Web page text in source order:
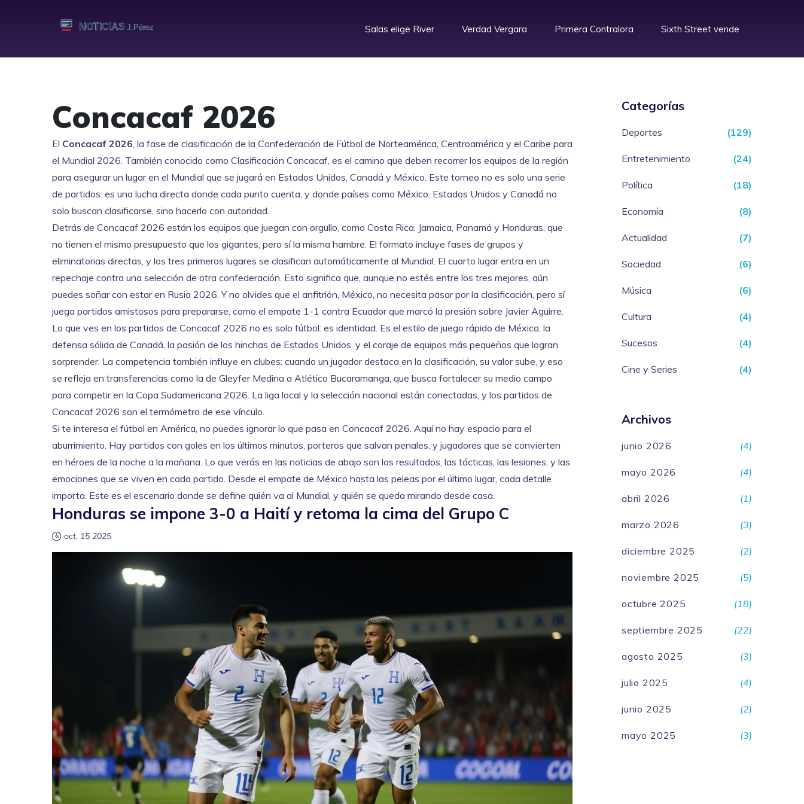
Salas elige River Verdad Vergara Primera Contralora Sixth Street vende
Concacaf 2026
El Concacaf 2026, la fase de clasificación de la Confederación de Fútbol de Norteamérica, Centroamérica y el Caribe para
el Mundial 2026. También conocido como Clasificación Concacaf, es el camino que deben recorrer los equipos de la región
para asegurar un lugar en el Mundial que se jugará en Estados Unidos, Canadá y México. Este torneo no es solo una serie
de partidos: es una lucha directa donde cada punto cuenta, y donde países como México, Estados Unidos y Canadá no
solo buscan clasificarse, sino hacerlo con autoridad.
Detrás de Concacaf 2026 están los equipos que juegan con orgullo, como Costa Rica, Jamaica, Panamá y Honduras, que
no tienen el mismo presupuesto que los gigantes, pero sí la misma hambre. El formato incluye fases de grupos y
eliminatorias directas, y los tres primeros lugares se clasifican automáticamente al Mundial. El cuarto lugar entra en un
repechaje contra una selección de otra confederación. Esto significa que, aunque no estés entre los tres mejores, aún
puedes soñar con estar en Rusia 2026. Y no olvides que el anfitrión, México, no necesita pasar por la clasificación, pero sí
juega partidos amistosos para prepararse, como el empate 1-1 contra Ecuador que marcó la presión sobre Javier Aguirre.
Lo que ves en los partidos de Concacaf 2026 no es solo fútbol: es identidad. Es el estilo de juego rápido de México, la
defensa sólida de Canadá, la pasión de los hinchas de Estados Unidos, y el coraje de equipos más pequeños que logran
sorprender. La competencia también influye en clubes: cuando un jugador destaca en la clasificación, su valor sube, y eso
se refleja en transferencias como la de Gleyfer Medina a Atlético Bucaramanga, que busca fortalecer su medio campo
para competir en la Copa Sudamericana 2026. La liga local y la selección nacional están conectadas, y los partidos de
Concacaf 2026 son el termómetro de ese vínculo.
Si te interesa el fútbol en América, no puedes ignorar lo que pasa en Concacaf 2026. Aquí no hay espacio para el
aburrimiento. Hay partidos con goles en los últimos minutos, porteros que salvan penales, y jugadores que se convierten
en héroes de la noche a la mañana. Lo que verás en las noticias de abajo son los resultados, las tácticas, las lesiones, y las
emociones que se viven en cada partido. Desde el empate de México hasta las peleas por el último lugar, cada detalle
importa. Este es el escenario donde se define quién va al Mundial, y quién se queda mirando desde casa.
Honduras se impone 3-0 a Haití y retoma la cima del Grupo C
oct, 15 2025
Categorías
Deportes (129)
Entretenimiento (24)
Política (18)
Economía (8)
Actualidad (7)
Sociedad (6)
Música (6)
Cultura (4)
Sucesos (4)
Cine y Series (4)
Archivos
junio 2026 (4)
mayo 2026 (4)
abril 2026 (1)
marzo 2026 (3)
diciembre 2025 (2)
noviembre 2025 (5)
octubre 2025 (18)
septiembre 2025 (22)
agosto 2025 (3)
julio 2025 (4)
junio 2025 (2)
mayo 2025 (3)